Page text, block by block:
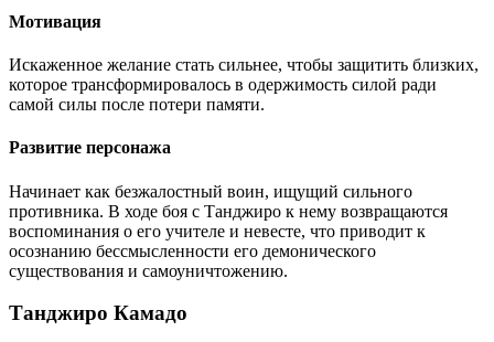
Мотивация
Искаженное желание стать сильнее, чтобы защитить близких,
которое трансформировалось в одержимость силой ради
самой силы после потери памяти.
Развитие персонажа
Начинает как безжалостный воин, ищущий сильного
противника. В ходе боя с Танджиро к нему возвращаются
воспоминания о его учителе и невесте, что приводит к
осознанию бессмысленности его демонического
существования и самоуничтожению.
Танджиро Камадо